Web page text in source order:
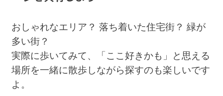
おしゃれなエリア？ 落ち着いた住宅街？ 緑が
多い街？
実際に歩いてみて、「ここ好きかも」と思える
場所を一緒に散歩しながら探すのも楽しいです
よ。